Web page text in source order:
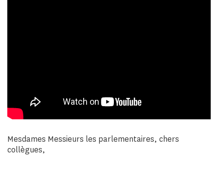
Mesdames Messieurs les parlementaires, chers
collègues,